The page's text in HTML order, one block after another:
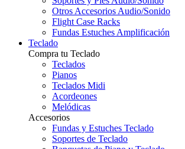
Otros Accesorios Audio/Sonido
Flight Case Racks
Fundas Estuches Amplificación
Teclado
Compra tu Teclado
Teclados
Pianos
Teclados Midi
Acordeones
Melódicas
Accesorios
Fundas y Estuches Teclado
Soportes de Teclado